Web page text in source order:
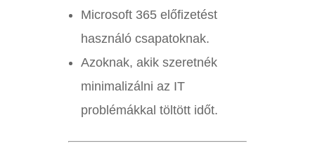
Microsoft 365 előfizetést
használó csapatoknak.
Azoknak, akik szeretnék
minimalizálni az IT
problémákkal töltött időt.